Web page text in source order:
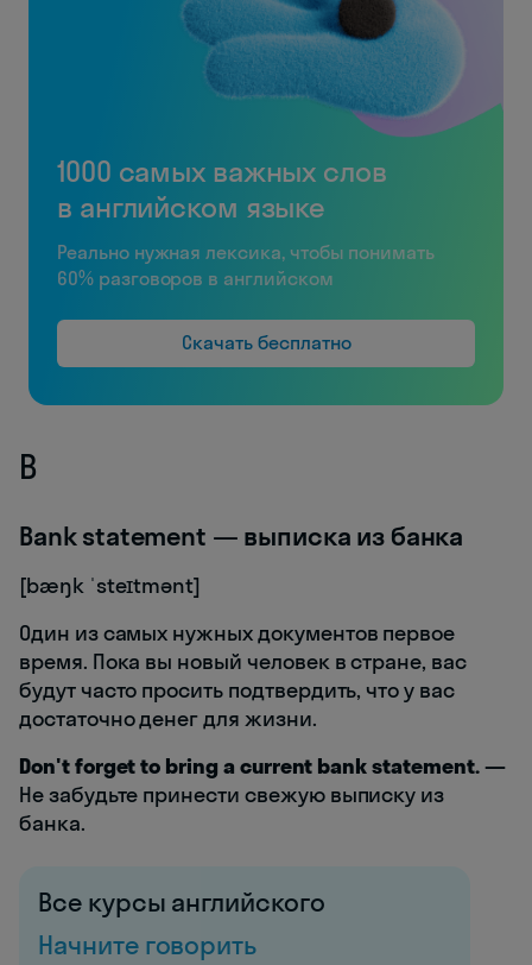
1000 самых важных слов
в английском языке
Реально нужная лексика, чтобы понимать
60% разговоров в английском
Скачать бесплатно
B
Bank statement — выписка из банка
[bæŋk ˈsteɪtmənt]
Один из самых нужных документов первое
время. Пока вы новый человек в стране, вас
будут часто просить подтвердить, что у вас
достаточно денег для жизни.
Don't forget to bring a current bank statement.—
Не забудьте принести свежую выписку из
банка.
Все курсы английского
Начните говорить